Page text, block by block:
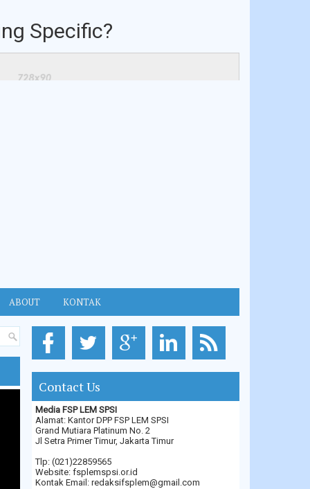
Specific?
ABOUT KONTAK
Contact Us
Media FSP LEM SPSI
Alamat: Kantor DPP FSP LEM SPSI
Grand Mutiara Platinum No. 2
Jl Setra Primer Timur, Jakarta Timur
Tlp: (021)22859565
Website: fsplemspsi.or.id
Kontak Email: redaksifsplem@gmail.com